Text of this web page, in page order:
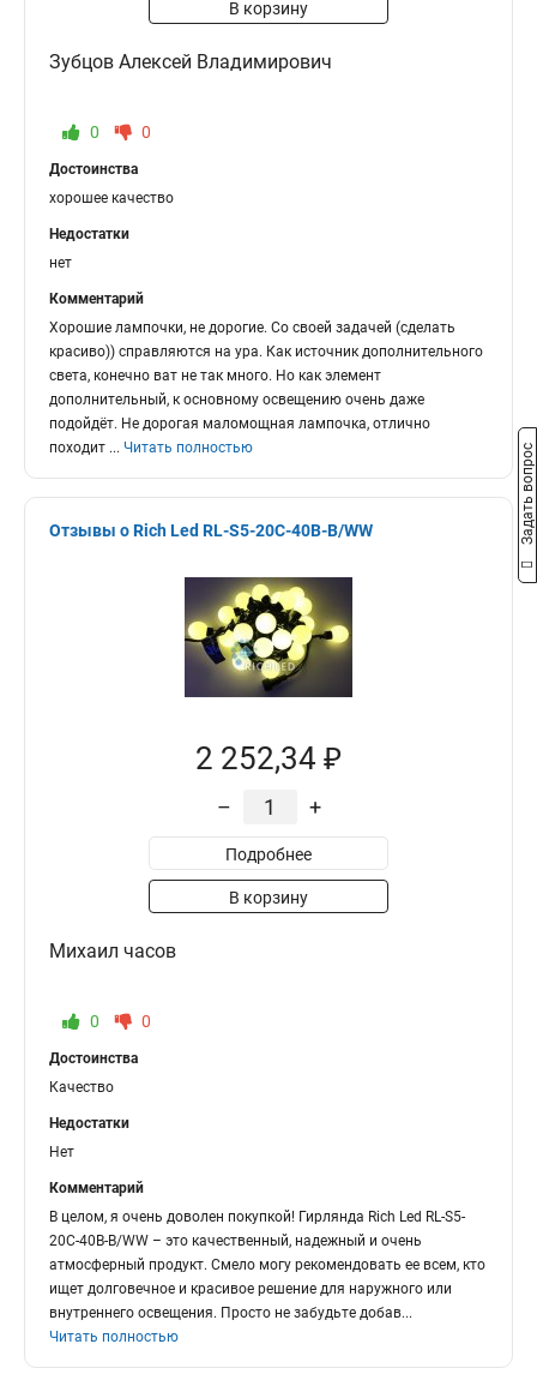
В корзину
Зубцов Алексей Владимирович
0 0
Достоинства
хорошее качество
Недостатки
нет
Комментарий
Хорошие лампочки, не дорогие. Со своей задачей (сделать
красиво)) справляются на ура. Как источник дополнительного
света, конечно ват не так много. Но как элемент
дополнительный, к основному освещению очень даже
подойдёт. Не дорогая маломощная лампочка, отлично
походит ... Читать полностью
Отзывы о Rich Led RL-S5-20C-40B-B/WW
2 252,34 ₽
– +
Подробнее
В корзину
Михаил часов
0 0
Достоинства
Качество
Недостатки
Нет
Комментарий
В целом, я очень доволен покупкой! Гирлянда Rich Led RL-S5-
20C-40B-B/WW – это качественный, надежный и очень
атмосферный продукт. Смело могу рекомендовать ее всем, кто
ищет долговечное и красивое решение для наружного или
внутреннего освещения. Просто не забудьте добав...
Читать полностью
Задать вопрос